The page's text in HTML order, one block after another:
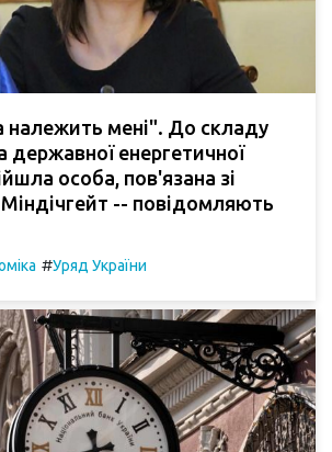
належить мені". До складу
державної енергетичної
особа, пов'язана зі
-- повідомляють
#Уряд України